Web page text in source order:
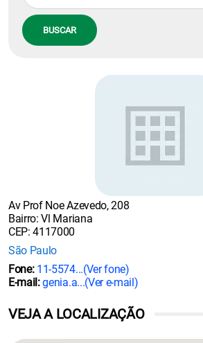
BUSCAR
Av Prof Noe Azevedo, 208
Bairro: Vl Mariana
CEP: 4117000
São Paulo
Fone: 11-5574...(Ver fone)
E-mail:genia.a...(Ver e-mail)
VEJA A LOCALIZAÇÃO